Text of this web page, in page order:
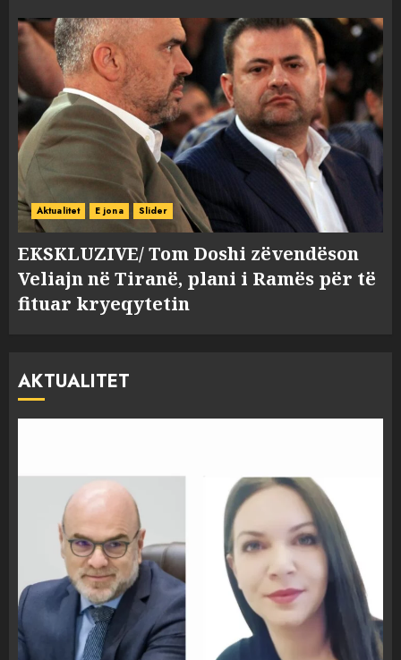
Aktualitet E jona Slider
EKSKLUZIVE/ Tom Doshi zëvendëson
Veliajn në Tiranë, plani i Ramës për të
fituar kryeqytetin
AKTUALITET